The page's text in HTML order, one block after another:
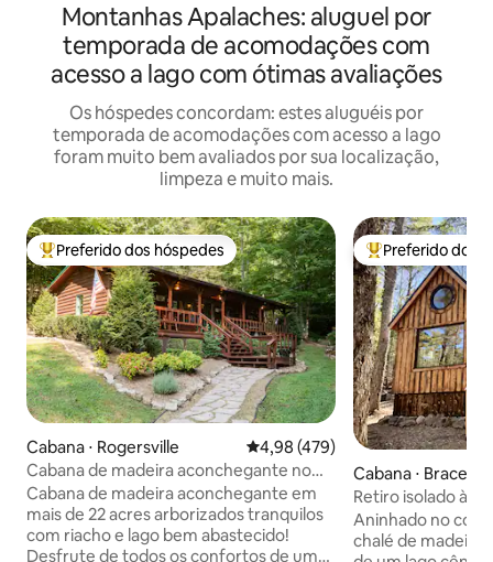
Montanhas Apalaches: aluguel por
temporada de acomodações com
acesso a lago com ótimas avaliações
Os hóspedes concordam: estes aluguéis por
temporada de acomodações com acesso a lago
foram muito bem avaliados por sua localização,
limpeza e muito mais.
Entre os melhores preferidos dos hóspedes
Preferido dos hóspedes
Cabana ⋅ Rogersville 4,98 de uma avaliação média de
4,98 (479)
Cabana de madeira aconchegante no
campo! SEM taxas de limpeza ou de
animais de estimação!
Cabana de madeira aconchegante em
mais de 22 acres arborizados tranquilos
com riacho e lago bem abastecido!
Desfrute de todos os confortos de um
Entre os
Preferido dos
Cabana ⋅
Retiro isolado à
Hideaway
Aninhado no
chalé de madeira